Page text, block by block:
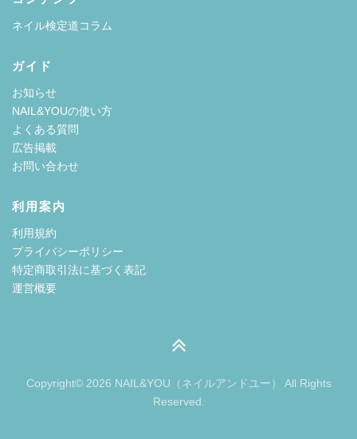
ネイル検定道コラム
ガイド
お知らせ
NAIL&YOUの使い方
よくある質問
広告掲載
お問い合わせ
利用案内
利用規約
プライバシーポリシー
特定商取引法に基づく表記
運営概要
Copyright© 2026 NAIL&YOU（ネイルアンドユー） All Rights
Reserved.